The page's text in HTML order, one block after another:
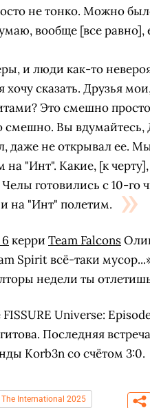
не тонко. Можно
вообще [все равно],
и люди как-то
хочу сказать. Друзья
Это смешно
смешно. Вы
даже не открывал ее.
"Инт". Какие, [к
готовились с 10-го
на "Инт" полетим.
керри Team Falcons
Spirit всё-таки
недели ты
Universe:
Последняя
Korb3n со счётом 3:0.
The International 2025
ВЫБРАТЬ